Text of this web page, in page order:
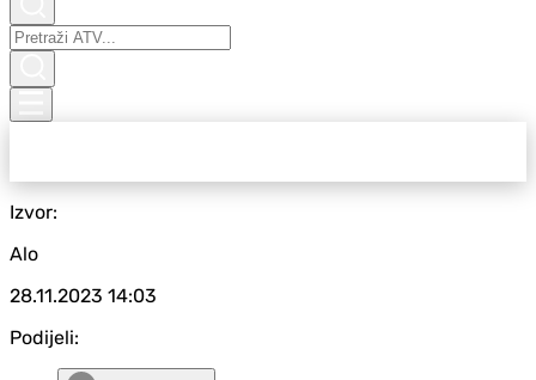
Izvor:
Alo
28.11.2023 14:03
Podijeli: